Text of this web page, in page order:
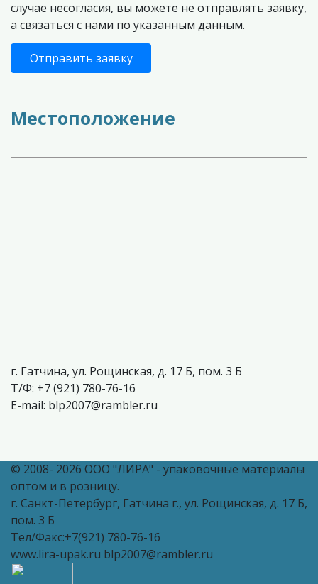
случае несогласия, вы можете не отправлять заявку,
а связаться с нами по указанным данным.
Отправить заявку
Местоположение
г. Гатчина, ул. Рощинская, д. 17 Б, пом. 3 Б
T/Ф: +7 (921) 780-76-16
E-mail: blp2007@rambler.ru
© 2008- 2026 ООО "ЛИРА" - упаковочные материалы
оптом и в розницу.
г. Санкт-Петербург, Гатчина г., ул. Рощинская, д. 17 Б,
пом. 3 Б
Тел/Факс:+7(921) 780-76-16
www.lira-upak.ru blp2007@rambler.ru